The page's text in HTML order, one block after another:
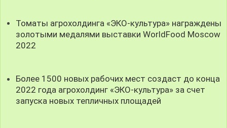
Томаты агрохолдинга «ЭКО-культура» награждены
золотыми медалями выставки WorldFood Moscow
2022
Более 1500 новых рабочих мест создаст до конца
2022 года агрохолдинг «ЭКО-культура» за счет
запуска новых тепличных площадей